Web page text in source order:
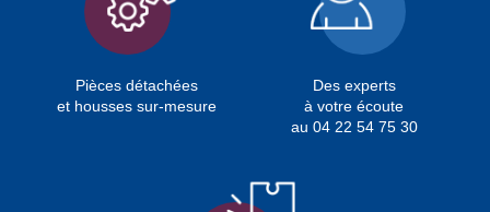
Pièces détachées
et housses sur-mesure
Des experts
à votre écoute
au 04 22 54 75 30